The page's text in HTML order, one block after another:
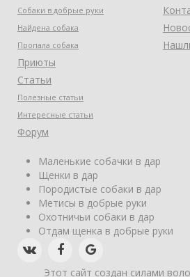
Собаки в добрые руки
Найдена собака
Пропала собака
Приюты
Статьи
Полезные статьи
Интересные статьи
Форум
Маленькие собачки в дар
Щенки в дар
Породистые собаки в дар
Метисы в добрые руки
Охотничьи собаки в дар
Отдам щенка в добрые руки
Этот сайт создан силами